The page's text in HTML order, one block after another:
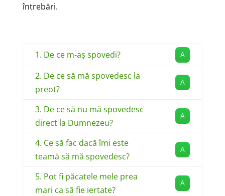
întrebări.
1. De ce m-aș spovedi? A
2. De ce să mă spovedesc la
preot?
A
3. De ce să nu mă spovedesc
direct la Dumnezeu?
A
4. Ce să fac dacă îmi este
teamă să mă spovedesc?
A
5. Pot fi păcatele mele prea
mari ca să fie iertate?
A